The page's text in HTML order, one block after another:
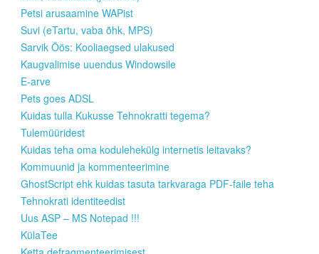
Petsi arusaamine WAPist
Suvi (eTartu, vaba õhk, MPS)
Sarvik Öös: Kooliaegsed ulakused
Kaugvalimise uuendus Windowsile
E-arve
Pets goes ADSL
Kuidas tulla Kukusse Tehnokratti tegema?
Tulemüüridest
Kuidas teha oma kodulehekülg internetis leitavaks?
Kommuunid ja kommenteerimine
GhostScript ehk kuidas tasuta tarkvaraga PDF-faile teha
Tehnokrati identiteedist
Uus ASP – MS Notepad !!!
KülaTee